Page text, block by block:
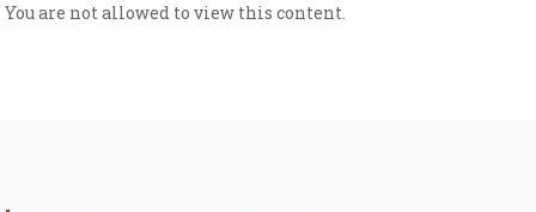
You are not allowed to view this content.